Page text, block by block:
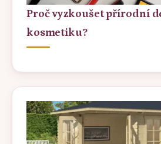
Proč vyzkoušet přírodní
kosmetiku?